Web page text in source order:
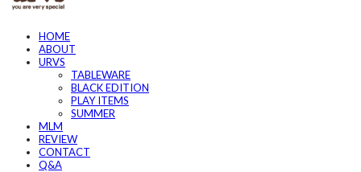
HOME
ABOUT
URVS
TABLEWARE
BLACK EDITION
PLAY ITEMS
SUMMER
MLM
REVIEW
CONTACT
Q&A